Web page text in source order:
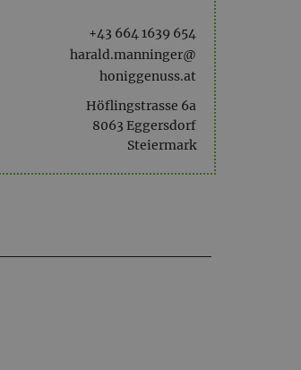
+43 664 1639 654
harald.manninger@
honiggenuss.at
Höflingstrasse 6a
8063 Eggersdorf
Steiermark